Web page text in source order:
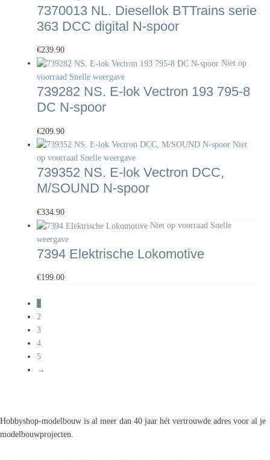
7370013 NL. Diesellok BTTrains serie
363 DCC digital N-spoor
€239.90
Niet op
voorraad Snelle weergave
739282 NS. E-lok Vectron 193 795-8
DC N-spoor
€209.90
Niet
op voorraad Snelle weergave
739352 NS. E-lok Vectron DCC,
M/SOUND N-spoor
€334.90
Niet op voorraad Snelle
weergave
7394 Elektrische Lokomotive
€199.00
2
3
4
5
→
Hobbyshop-modelbouw is al meer dan 40 jaar hét vertrouwde adres voor al je
modelbouwprojecten.